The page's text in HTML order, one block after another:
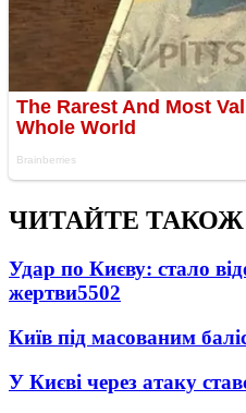
ЧИТАЙТЕ ТАКОЖ
Удар по Києву: стало
жертви5502
Київ під масованим
У Києві через атаку